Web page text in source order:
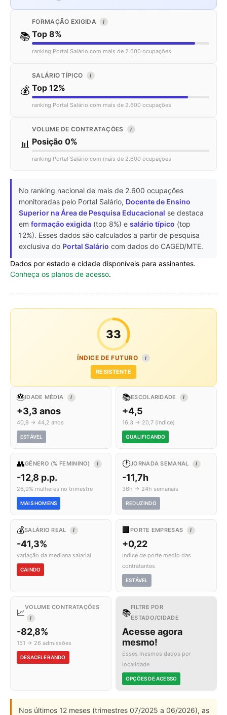
📚
FORMAÇÃO EXIGIDA I
Top 8%
ranking Portal Salário com mais de 2.600 ocupações
💰
SALÁRIO TÍPICO I
Top 12%
ranking Portal Salário com mais de 2.600 ocupações
📊
VOLUME DE CONTRATAÇÕES I
Posição 0%
ranking Portal Salário com mais de 2.600 ocupações
No ranking nacional de mais de 2.600 ocupações
monitoradas pelo Portal Salário, Docente de Ensino
Superior na Área de Pesquisa Educacional se destaca
em formação exigida (top 8%) e salário típico (top
12%). Esses dados são calculados a partir de pesquisa
exclusiva do Portal Salário com dados do CAGED/MTE.
Dados por estado e cidade disponíveis para assinantes.
Conheça os planos de acesso.
33
ÍNDICE DE FUTURO I
RESISTENTE
🎂IDADE MÉDIA I
+3,3 anos
40,9 → 44,2 anos
ESTÁVEL
📚ESCOLARIDADE I
+4,5
16,3 → 20,7 (índice)
QUALIFICANDO
👥GÊNERO (% FEMININO) I
-12,8 p.p.
26,9% mulheres no trimestre
MAIS HOMENS
🕐JORNADA SEMANAL I
-11,7h
36h → 24h semanais
REDUZINDO
💰SALÁRIO REAL I
-41,3%
variação da mediana salarial
CAINDO
🏢 PORTE EMPRESAS I
+0,22
índice de porte médio das
contratantes
ESTÁVEL
📈
VOLUME CONTRATAÇÕES
I
-82,8%
151 → 26 admissões
DESACELERANDO
📚
FILTRE POR
ESTADO/CIDADE
Acesse agora
mesmo!
Esses mesmos dados por
localidade
OPÇÕES DE ACESSO
Nos últimos 12 meses (trimestres 07/2025 a 06/2026), as